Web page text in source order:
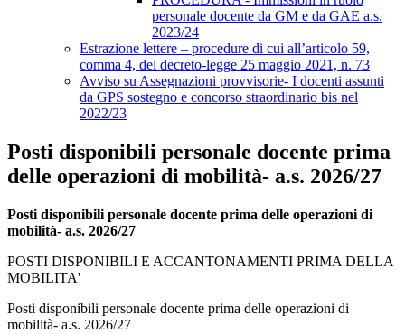
personale docente da GM e da GAE a.s.
2023/24
Estrazione lettere – procedure di cui all’articolo 59,
comma 4, del decreto-legge 25 maggio 2021, n. 73
Avviso su Assegnazioni provvisorie- I docenti assunti
da GPS sostegno e concorso straordinario bis nel
2022/23
Posti disponibili personale docente prima
delle operazioni di mobilità- a.s. 2026/27
Posti disponibili personale docente prima delle operazioni di
mobilità- a.s. 2026/27
POSTI DISPONIBILI E ACCANTONAMENTI PRIMA DELLA
MOBILITA'
Posti disponibili personale docente prima delle operazioni di
mobilità- a.s. 2026/27